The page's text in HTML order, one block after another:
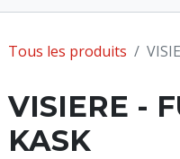
Tous les produits
VISIERE -
KASK